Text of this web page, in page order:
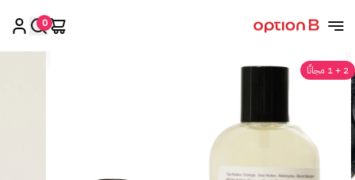
اوبشن بي
0
2 + 1 مجانًا